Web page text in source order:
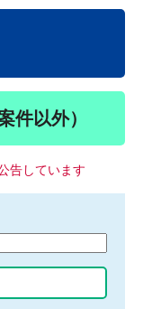
件以外）
告しています